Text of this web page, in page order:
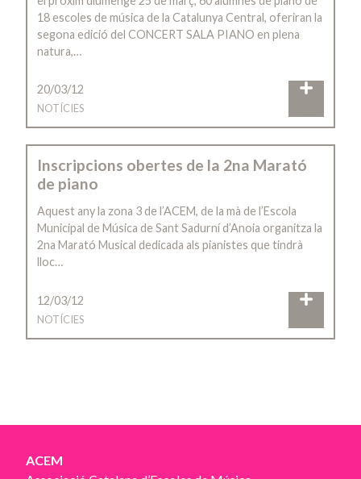
18 escoles de música de la Catalunya Central, oferiran la
segona edició del CONCERT SALA PIANO en plena
natura,…
20/03/12
NOTÍCIES
Inscripcions obertes de la 2na Marató
de piano
Aquest any la zona 3 de l’ACEM, de la mà de l’Escola
Municipal de Música de Sant Sadurní d’Anoia organitza la
2na Marató Musical dedicada als pianistes que tindrà
lloc…
12/03/12
NOTÍCIES
ACEM